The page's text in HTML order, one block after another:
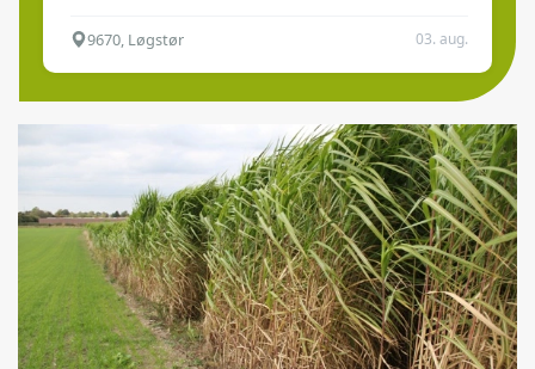
9670, Løgstør 03. aug.